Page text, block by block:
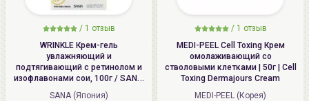
/ 1 отзыв
WRINKLE Крем-гель
увлажняющий и
подтягивающий с ретинолом и
изофлавонами сои, 100г / SANA
WRINKLE Gel Cream
SANA (Япония)
/ 1 отзыв
MEDI-PEEL Cell Toxing Крем
омолаживающий со
стволовыми клетками | 50г | Cell
Toxing Dermajours Cream
MEDI-PEEL (Корея)